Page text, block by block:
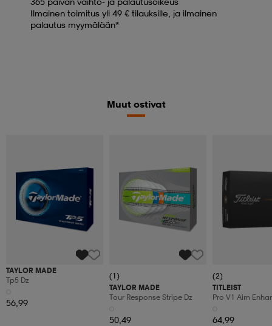
Ilmainen toimitus yli 49 € tilauksille, ja ilmainen
palautus myymälään*
Muut ostivat
TAYLOR MADE
Tp5 Dz
56,99
(1)
TAYLOR MADE
Tour Response Stripe Dz
50,49
(2)
TITLEIST
Pro V1 Aim
64,99